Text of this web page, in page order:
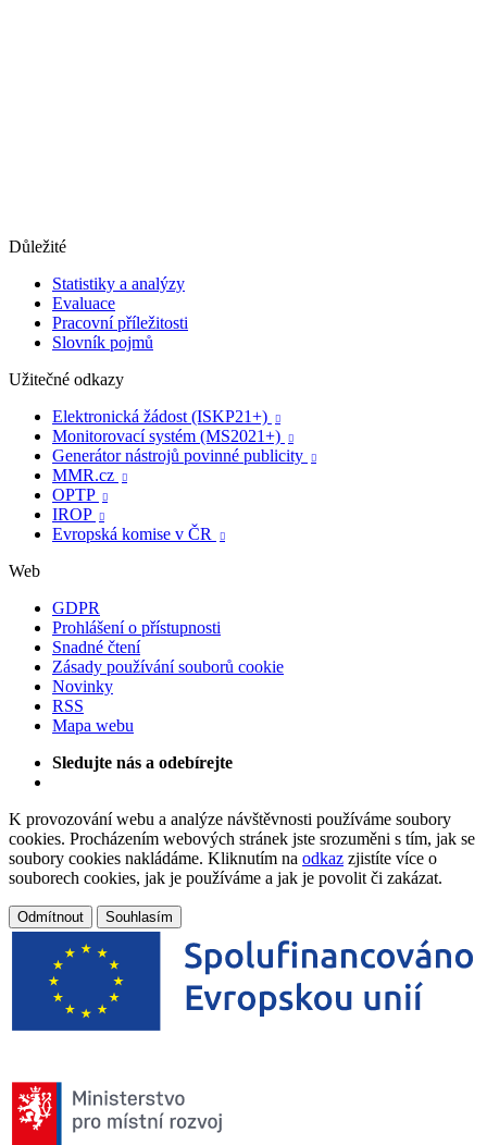
Důležité
Statistiky a analýzy
Evaluace
Pracovní příležitosti
Slovník pojmů
Užitečné odkazy
Elektronická žádost (ISKP21+)

Monitorovací systém (MS2021+) 
Generátor nástrojů povinné publicity 
MMR.cz 
OPTP 
IROP 
Evropská komise v ČR 
Web
GDPR
Prohlášení o přístupnosti
Snadné čtení
Zásady používání souborů cookie
Novinky
RSS
Mapa webu
Sledujte nás a odebírejte
K provozování webu a analýze návštěvnosti používáme soubory
cookies. Procházením webových stránek jste srozuměni s tím, jak se
soubory cookies nakládáme. Kliknutím na odkaz zjistíte více o
souborech cookies, jak je používáme a jak je povolit či zakázat.
Odmítnout Souhlasím